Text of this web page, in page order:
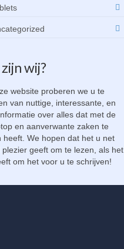
wij?
website proberen we u te
van nuttige, interessante, en
over alles dat met de
en aanverwante zaken te
heeft. We hopen dat het u net
plezier geeft om te lezen, als het
om het voor u te schrijven!